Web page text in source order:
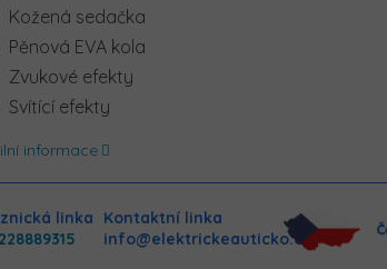
Kožená sedačka
Pěnová EVA kola
Zvukové efekty
Svítící efekty
informace
linka
Kontaktní linka
info@elektrickeauticko.cz